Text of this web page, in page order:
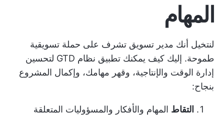
المهام
لنتخيل أنك مدير تسويق تشرف على حملة تسويقية
طموحة. إليك كيف يمكنك تطبيق نظام GTD
لتحسين
إدارة الوقت والإنتاجية، وقهر مهامك، وإكمال المشروع
بنجاح:
التقاط المهام والأفكار والمسؤوليات المتعلقة